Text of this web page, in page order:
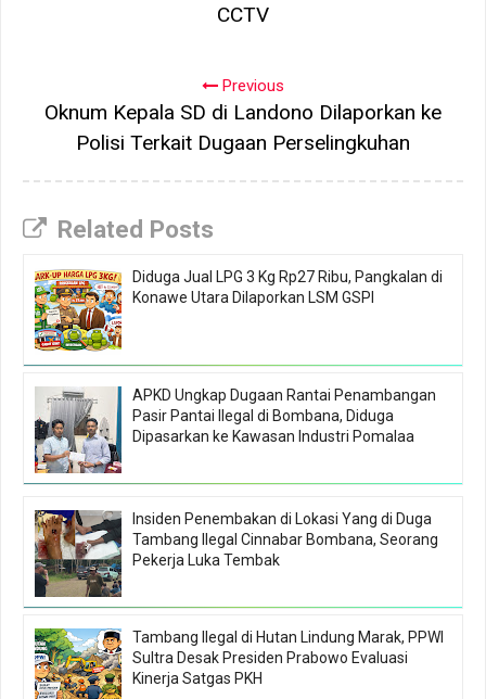
CCTV
Previous
Oknum Kepala SD di Landono Dilaporkan ke
Polisi Terkait Dugaan Perselingkuhan
Related Posts
Diduga Jual LPG 3 Kg Rp27 Ribu, Pangkalan di
Konawe Utara Dilaporkan LSM GSPI
APKD Ungkap Dugaan Rantai Penambangan
Pasir Pantai Ilegal di Bombana, Diduga
Dipasarkan ke Kawasan Industri Pomalaa
Insiden Penembakan di Lokasi Yang di Duga
Tambang Ilegal Cinnabar Bombana, Seorang
Pekerja Luka Tembak
Tambang Ilegal di Hutan Lindung Marak, PPWI
Sultra Desak Presiden Prabowo Evaluasi
Kinerja Satgas PKH